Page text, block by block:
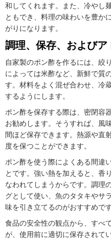
和してくれます。また、冷やし
ともでき、料理の味わいを豊か
がりになります。
調理、保存、およびア
自家製のポン酢を作るには、絞
によっては米酢など、新鮮で質
す。材料をよく混ぜ合わせ、冷
するようにします。
ポン酢を保存する際は、密閉容
お勧めします。そうすれば、風
間ほど保存できます。熱源や直
度を保つことができます。
ポン酢を使う際によくある間違
とです。強い熱を加えると、香
なわれてしまうからです。調理
グとして使い、魚のタタキやサ
味を引き立てるのがおすすめです
食品の安全性の観点から、すべ
が、使用前に適切に保存されて